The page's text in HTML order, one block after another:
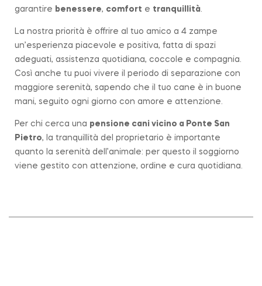
garantire benessere, comfort e tranquillità
La nostra priorità è offrire al tuo amico a 4 zampe
un’esperienza piacevole e positiva, fatta di spazi
adeguati, assistenza quotidiana, coccole e compagnia.
Così anche tu puoi vivere il periodo di separazione con
maggiore serenità, sapendo che il tuo cane è in buone
mani, seguito ogni giorno con amore e attenzione.
Per chi cerca una pensione cani vicino a Ponte San
Pietro, la tranquillità del proprietario è importante
quanto la serenità dell’animale: per questo il soggiorno
viene gestito con attenzione, ordine e cura quotidiana.